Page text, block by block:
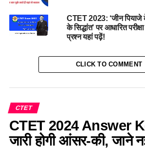
CTET 2023: ‘जीन पियाजे
के सिद्धांत’ पर आधारित
प्रश्न यहां पढ़ें!
CLICK TO COMMENT
CTET
CTET 2024 Answer
जारी होगी आंसर-की, जाने